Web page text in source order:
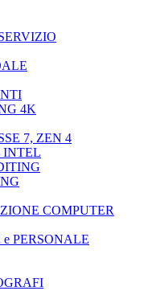
4K
7, ZEN 4
INTEL
COMPUTER
PERSONALE